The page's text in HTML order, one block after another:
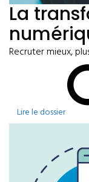
La
Recruter mieux,
Lire le dossier